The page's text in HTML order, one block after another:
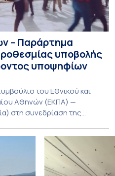
– Παράρτημα
υποβολής
υποψηφίων
του Εθνικού και
Αθηνών (ΕΚΠΑ) —
στη συνεδρίαση της
εκδήλωσης
σε Προγράμματα Σπουδών,
μας στο Παράρτημα Κύπρου
2027, έως τη Δευτέρα 31